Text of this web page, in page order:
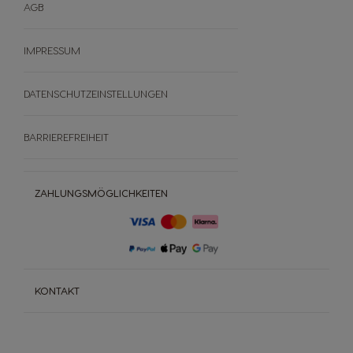
ZAHLUNGSMÖGLICHKEITEN
KONTAKT
AGB
IMPRESSUM
DATENSCHUTZEINSTELLUNGEN
BARRIEREFREIHEIT